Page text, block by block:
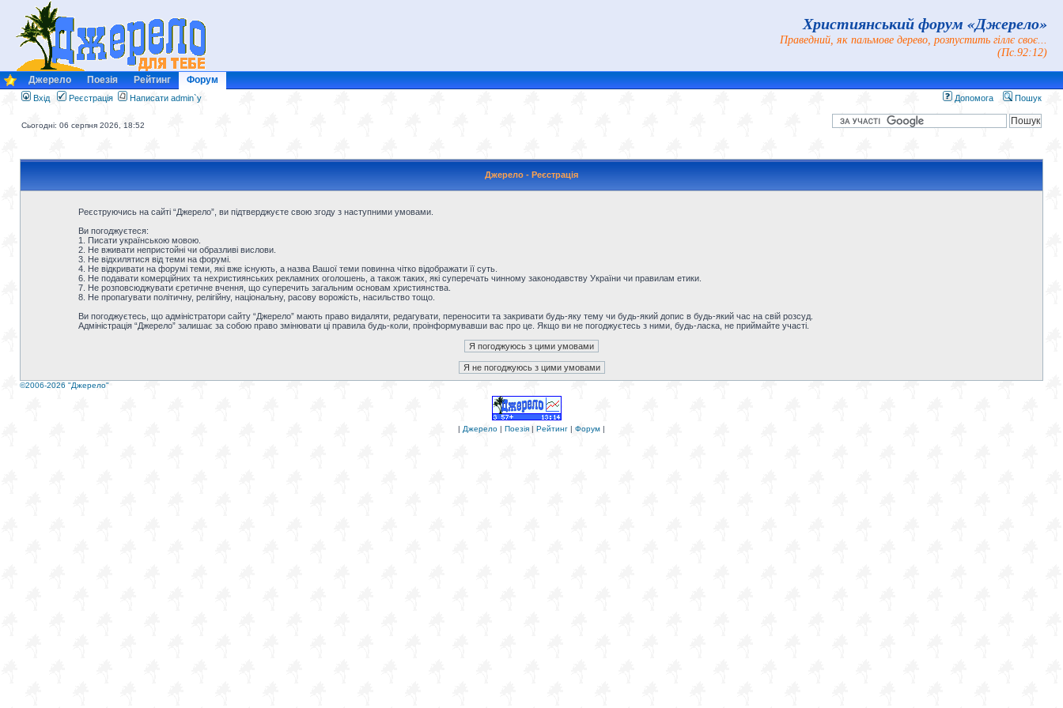
Християнський форум «Джерело»
Праведний, як пальмове дерево, розпустить гіллє своє...
(Пс.92:12)
Джерело Поезія Рейтинг Форум
Вхід Реєстрація Написати admin`у Допомога Пошук
Сьогодні: 06 серпня 2026, 18:52
Джерело - Реєстрація
Реєструючись на сайті “Джерело”, ви підтверджуєте свою згоду з наступними умовами.
Ви погоджуєтеся:
1. Писати українською мовою.
2. Не вживати непристойні чи образливі вислови.
3. Не відхилятися від теми на форумі.
4. Не відкривати на форумі теми, які вже існують, а назва Вашої теми повинна чітко відображати її суть.
6. Не подавати комерційних та нехристиянських рекламних оголошень, а також таких, які суперечать чинному законодавству України чи правилам етики.
7. Не розповсюджувати єретичне вчення, що суперечить загальним основам християнства.
8. Не пропагувати політичну, релігійну, національну, расову ворожість, насильство тощо.
Ви погоджуєтесь, що адміністратори сайту “Джерело” мають право видаляти, редагувати, переносити та закривати будь-яку тему чи будь-який допис в будь-який час на свій розсуд.
Адміністрація “Джерело” залишає за собою право змінювати ці правила будь-коли, проінформувавши вас про це. Якщо ви не погоджуєтесь з ними, будь-ласка, не приймайте участі.
©2006-2026 "Джерело"
| Джерело | Поезія | Рейтинг | Форум |